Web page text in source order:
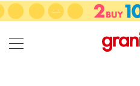
カテゴリーから探す
KIDS
カテゴリ
サイズ